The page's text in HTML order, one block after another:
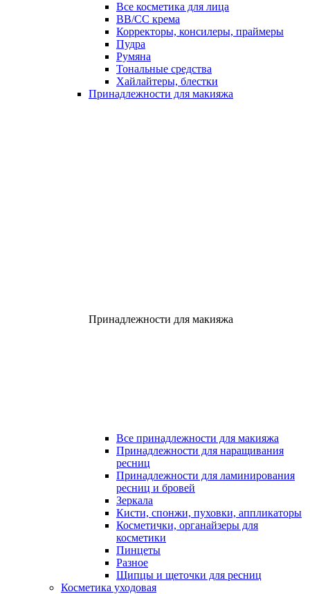
Все косметика для лица
ВВ/СС крема
Корректоры, консилеры, праймеры
Пудра
Румяна
Тональные средства
Хайлайтеры, блестки
Принадлежности для макияжа
Принадлежности для макияжа
Все принадлежности для макияжа
Принадлежности для наращивания
ресниц
Принадлежности для ламинирования
ресниц и бровей
Зеркала
Кисти, спонжи, пуховки, аппликаторы
Косметички, органайзеры для
косметики
Пинцеты
Разное
Щипцы и щеточки для ресниц
Косметика уходовая